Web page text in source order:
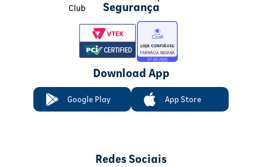
Segurança
Download App
Google Play App Store
Redes Sociais